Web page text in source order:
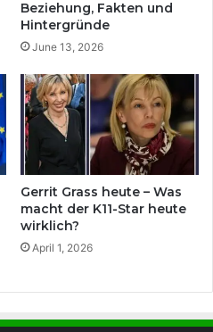
Beziehung, Fakten und
Hintergründe
June 13, 2026
Gerrit Grass heute – Was
macht der K11-Star heute
wirklich?
April 1, 2026